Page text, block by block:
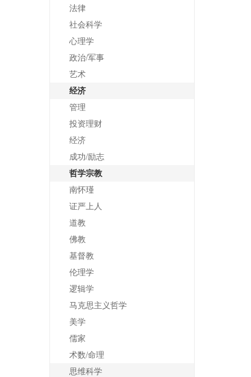
法律
社会科学
心理学
政治/军事
艺术
经济
管理
投资理财
经济
成功/励志
哲学宗教
南怀瑾
证严上人
道教
佛教
基督教
伦理学
逻辑学
马克思主义哲学
美学
儒家
术数/命理
思维科学